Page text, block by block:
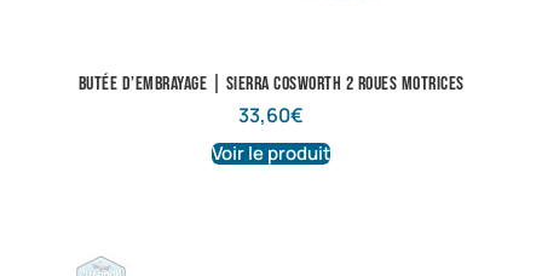
Butée d’embrayage | Sierra Cosworth 2 roues motrices
33,60€
Voir le produit